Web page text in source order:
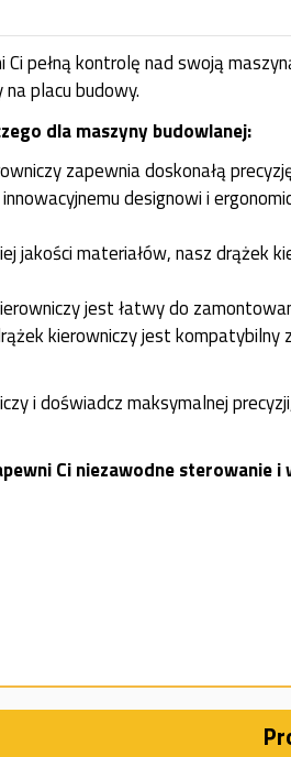
pełną kontrolę nad swoją
placu budowy.
dla maszyny budowlanej:
zapewnia doskonałą
designowi i
jakości materiałów, nasz drążek
jest łatwy do
kierowniczy jest kompatybilny
i doświadcz maksymalnej
Ci niezawodne sterowanie